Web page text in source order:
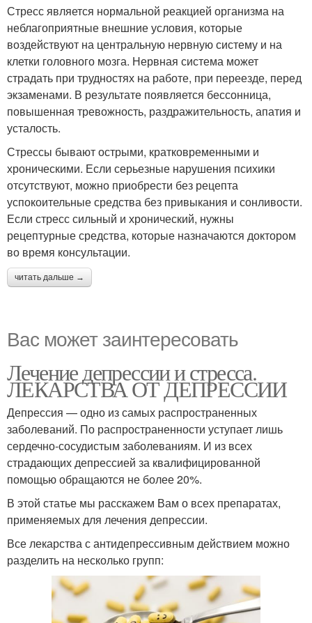
Стресс является нормальной реакцией организма на
неблагоприятные внешние условия, которые
воздействуют на центральную нервную систему и на
клетки головного мозга. Нервная система может
страдать при трудностях на работе, при переезде, перед
экзаменами. В результате появляется бессонница,
повышенная тревожность, раздражительность, апатия и
усталость.
Стрессы бывают острыми, кратковременными и
хроническими. Если серьезные нарушения психики
отсутствуют, можно приобрести без рецепта
успокоительные средства без привыкания и сонливости.
Если стресс сильный и хронический, нужны
рецептурные средства, которые назначаются доктором
во время консультации.
читать дальше →
Вас может заинтересовать
Лечение депрессии и стресса.
ЛЕКАРСТВА ОТ ДЕПРЕССИИ
Депрессия — одно из самых распространенных
заболеваний. По распространенности уступает лишь
сердечно-сосудистым заболеваниям. И из всех
страдающих депрессией за квалифицированной
помощью обращаются не более 20%.
В этой статье мы расскажем Вам о всех препаратах,
применяемых для лечения депрессии.
Все лекарства с антидепрессивным действием можно
разделить на несколько групп: